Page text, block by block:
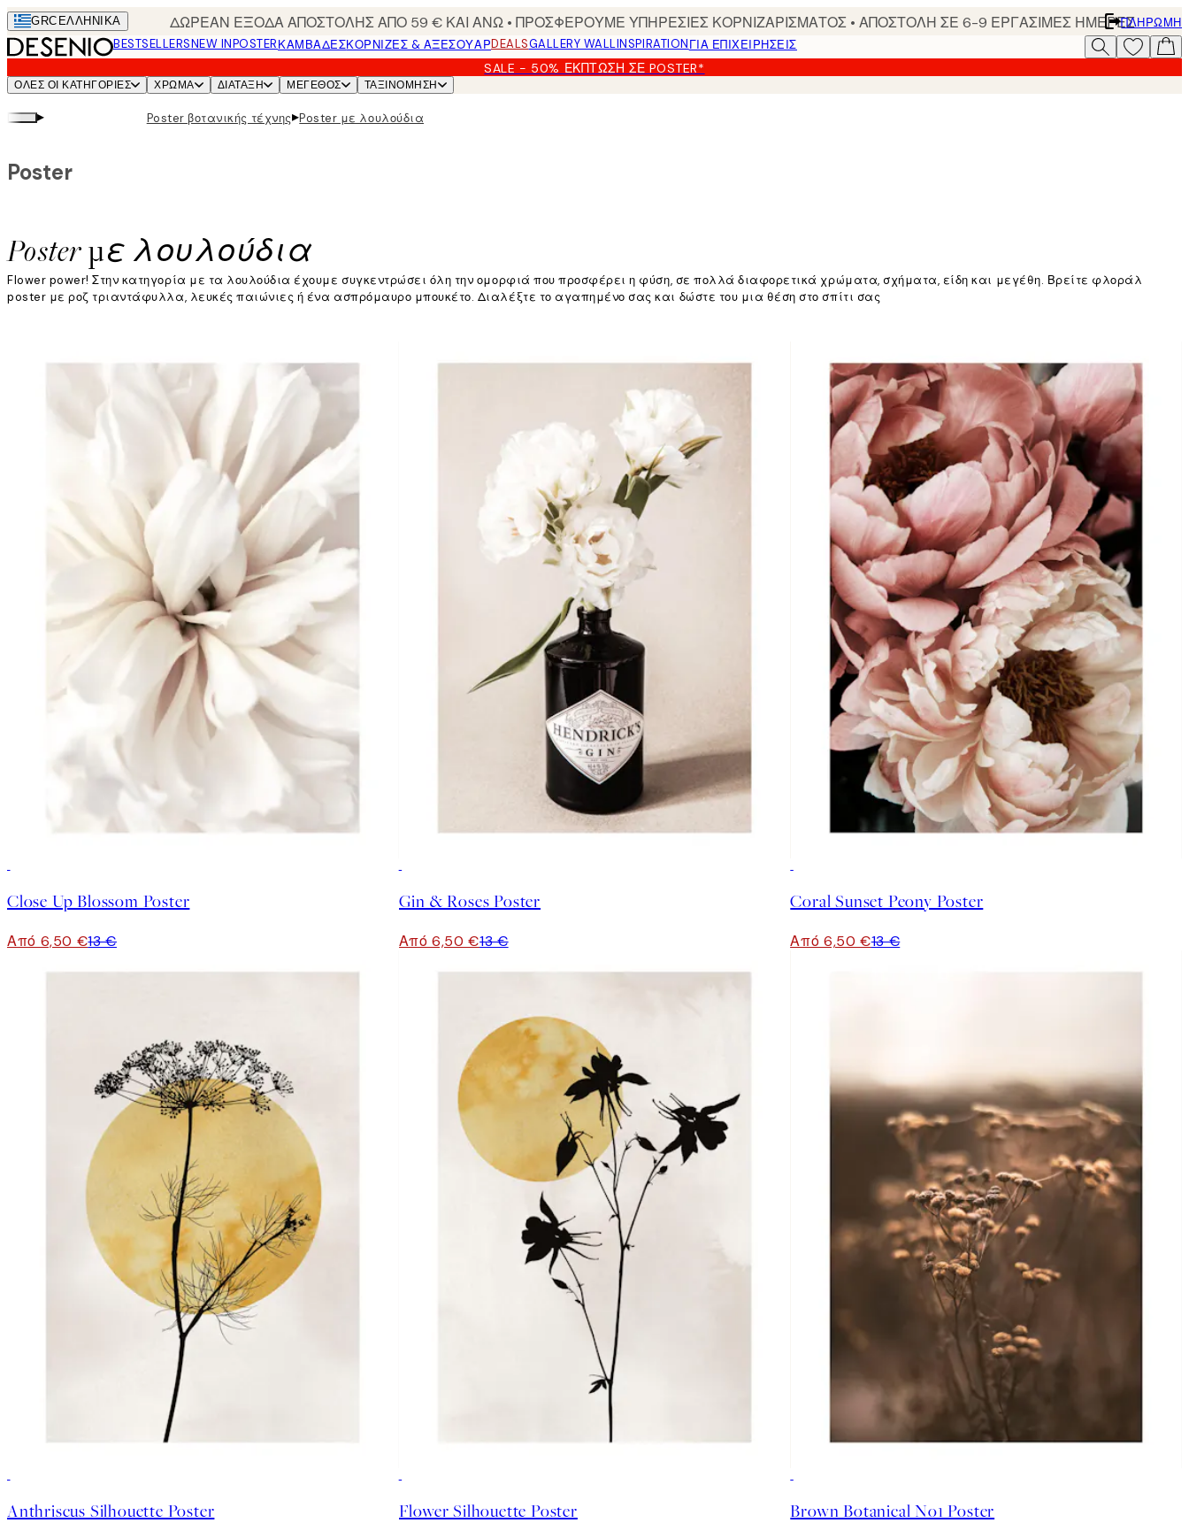
Skip
to
main
content.
GRC ΕΛΛΗΝΙΚΆ ΔΩΡΕΑΝ ΕΞΟΔΑ ΑΠΟΣΤΟΛΗΣ ΑΠΟ 59 € ΚΑΙ ΑΝΩ • ΠΡΟΣΦΕΡΟΥΜΕ ΥΠΗΡΕΣΙΕΣ ΚΟΡΝΙΖΑΡΙΣΜΑΤΟΣ • ΑΠΟΣΤΟΛΗ ΣΕ 6-9 ΕΡΓΑΣΙΜΕΣ ΗΜΕΡΕΣΠΛΗΡΩΜΉ
BESTSELLERSNEW INPOSTERΚΑΜΒΆΔΕΣΚΟΡΝΊΖΕΣ & ΑΞΕΣΟΥΆΡDEALSGALLERY WALLINSPIRATIONΓΙΑ ΕΠΙΧΕΙΡΗΣΕΙΣ
SALE - 50% ΈΚΠΤΩΣΗ ΣΕ POSTER*
ΌΛΕΣ ΟΙ ΚΑΤΗΓΟΡΊΕΣ ΧΡΩΜΑ ΔΙΑΤΑΞΗ ΜΕΓΕΘΟΣ ΤΑΞΙΝΌΜΗΣΗ
▸ Poster βοτανικής τέχνης▸Poster με λουλούδια
Poster με λουλούδια
Poster
Flower power! Στην κατηγορία με τα λουλούδια έχουμε συγκεντρώσει όλη την ομορφιά που προσφέρει η φύση, σε πολλά διαφορετικά χρώματα, σχήματα, είδη και μεγέθη. Βρείτε φλοράλ
poster με ροζ τριαντάφυλλα, λευκές παιώνιες ή ένα ασπρόμαυρο μπουκέτο. Διαλέξτε το αγαπημένο σας και δώστε του μια θέση στο σπίτι σας
Close Up Blossom Poster
Από 6,50 €13 €
Gin & Roses Poster
Από 6,50 €13 €
Coral Sunset Peony Poster
Από 6,50 €13 €
Anthriscus Silhouette Poster Flower Silhouette Poster Brown Botanical No1 Poster